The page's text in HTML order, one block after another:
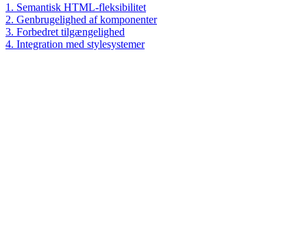
1. Semantisk HTML-fleksibilitet
2. Genbrugelighed af komponenter
3. Forbedret tilgængelighed
4. Integration med stylesystemer